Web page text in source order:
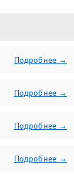
Подробнее →
Подробнее →
Подробнее →
Подробнее →